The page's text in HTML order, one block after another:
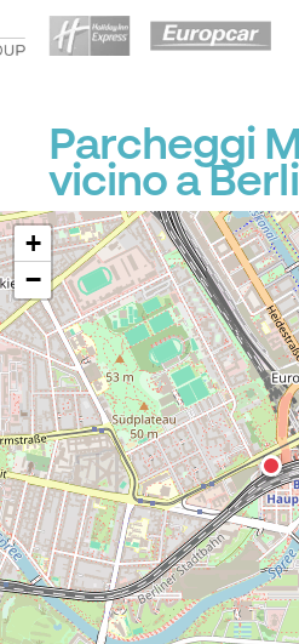
Parcheggi
vicino a
+
−